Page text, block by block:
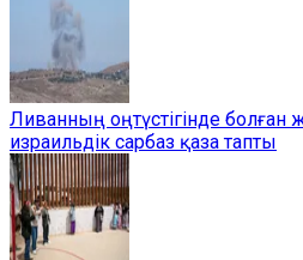
Ливанның оңтүстігінде болған
израильдік сарбаз қаза тапты